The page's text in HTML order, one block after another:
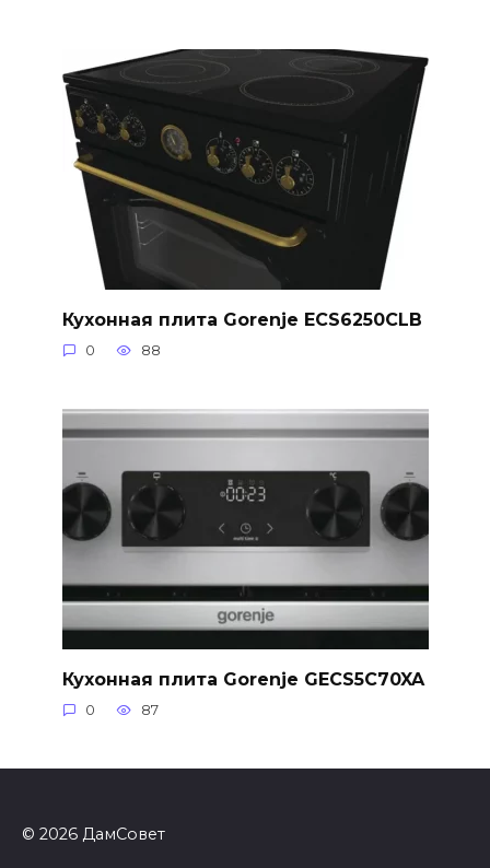
Кухонная плита Gorenje ECS6250CLB
0 88
Кухонная плита Gorenje GECS5C70XA
0 87
© 2026 ДамСовет